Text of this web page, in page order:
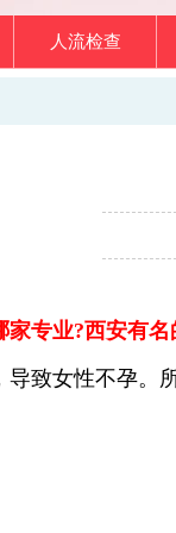
人流检查
专业?西安有名
导致女性不孕。